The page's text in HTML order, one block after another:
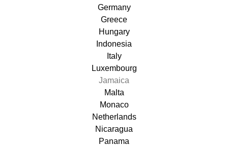
Germany
Greece
Hungary
Indonesia
Italy
Luxembourg
Jamaica
Malta
Monaco
Netherlands
Nicaragua
Panama